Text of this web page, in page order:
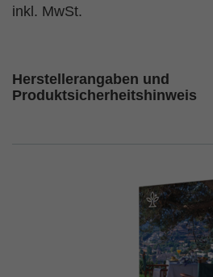
inkl. MwSt.
Herstellerangaben und
Produktsicherheitshinweis